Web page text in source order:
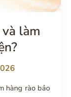
làm
hàng rào bảo